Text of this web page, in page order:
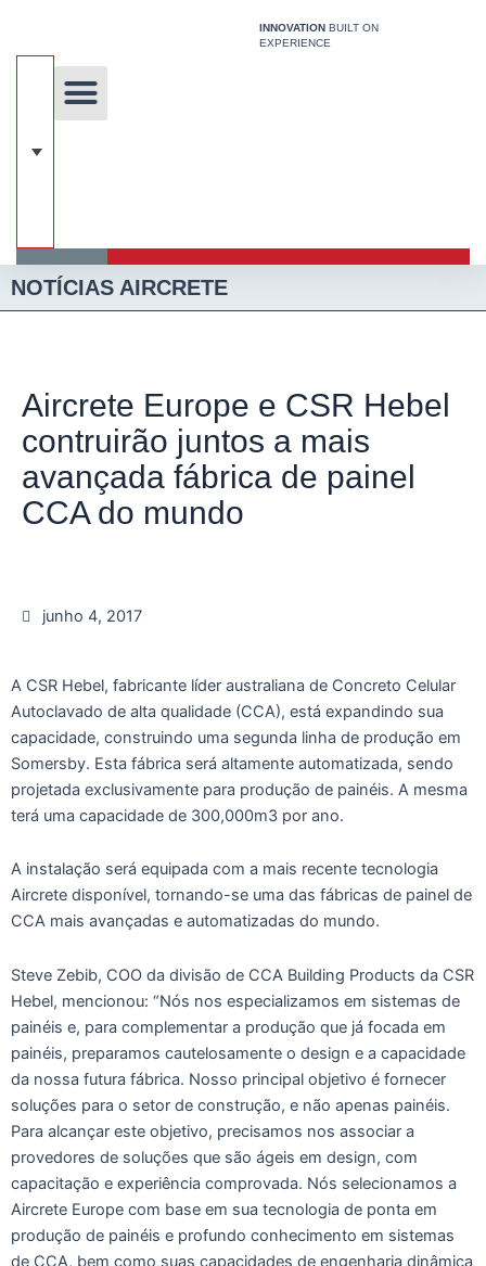
conteúdo
INNOVATION BUILT ON
EXPERIENCE
NOTÍCIAS AIRCRETE
Aircrete Europe e CSR Hebel
contruirão juntos a mais
avançada fábrica de painel
CCA do mundo
junho 4, 2017
A CSR Hebel, fabricante líder australiana de Concreto Celular
Autoclavado de alta qualidade (CCA), está expandindo sua
capacidade, construindo uma segunda linha de produção em
Somersby. Esta fábrica será altamente automatizada, sendo
projetada exclusivamente para produção de painéis. A mesma
terá uma capacidade de 300,000m3 por ano.
A instalação será equipada com a mais recente tecnologia
Aircrete disponível, tornando-se uma das fábricas de painel de
CCA mais avançadas e automatizadas do mundo.
Steve Zebib, COO da divisão de CCA Building Products da CSR
Hebel, mencionou: “Nós nos especializamos em sistemas de
painéis e, para complementar a produção que já focada em
painéis, preparamos cautelosamente o design e a capacidade
da nossa futura fábrica. Nosso principal objetivo é fornecer
soluções para o setor de construção, e não apenas painéis.
Para alcançar este objetivo, precisamos nos associar a
provedores de soluções que são ágeis em design, com
capacitação e experiência comprovada. Nós selecionamos a
Aircrete Europe com base em sua tecnologia de ponta em
produção de painéis e profundo conhecimento em sistemas
de CCA, bem como suas capacidades de engenharia dinâmica